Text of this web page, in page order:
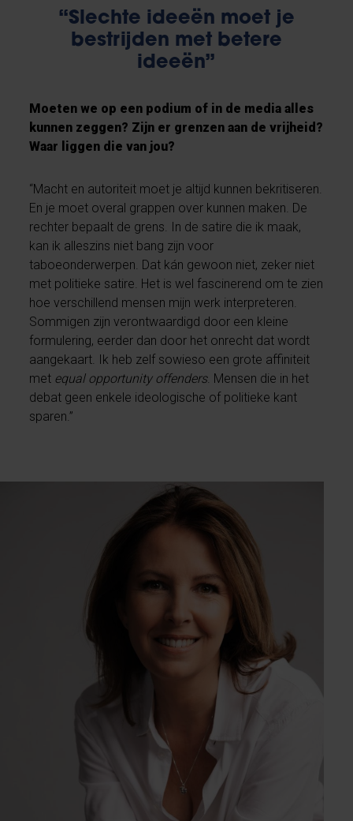
“Slechte ideeën moet je
bestrijden met betere
ideeën”
Moeten we op een podium of in de media alles
kunnen zeggen? Zijn er grenzen aan de vrijheid?
Waar liggen die van jou?
“Macht en autoriteit moet je altijd kunnen bekritiseren.
En je moet overal grappen over kunnen maken. De
rechter bepaalt de grens. In de satire die ik maak,
kan ik alleszins niet bang zijn voor
taboeonderwerpen. Dat kán gewoon niet, zeker niet
met politieke satire. Het is wel fascinerend om te zien
hoe verschillend mensen mijn werk interpreteren.
Sommigen zijn verontwaardigd door een kleine
formulering, eerder dan door het onrecht dat wordt
aangekaart. Ik heb zelf sowieso een grote affiniteit
met equal opportunity offenders. Mensen die in het
debat geen enkele ideologische of politieke kant
sparen.”